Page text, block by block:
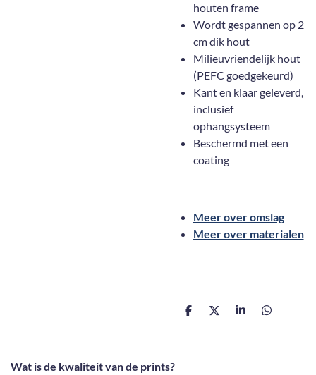
houten frame
Wordt gespannen op 2
cm dik hout
Milieuvriendelijk hout
(PEFC goedgekeurd)
Kant en klaar geleverd,
inclusief
ophangsysteem
Beschermd met een
coating
Meer over omslag
Meer over materialen
D
D
S
D
Wat is de kwaliteit van de prints?